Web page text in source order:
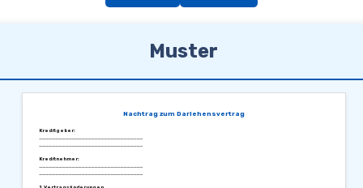
Muster
Nachtrag zum Darlehensvertrag
Kreditgeber:
________________________________
________________________________
Kreditnehmer:
________________________________
________________________________